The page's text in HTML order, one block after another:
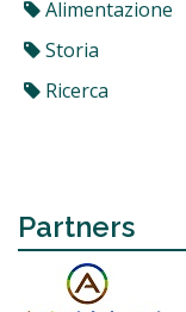
Alimentazione
Storia
Ricerca
Partners